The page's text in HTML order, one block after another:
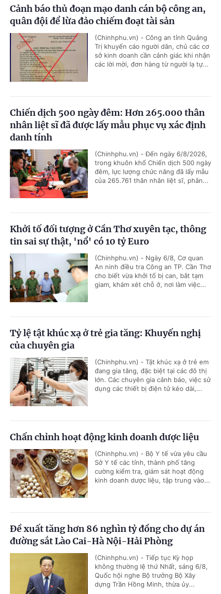
Cảnh báo thủ đoạn mạo danh cán bộ công an,
quân đội để lừa đảo chiếm đoạt tài sản
(Chinhphu.vn) - Công an tỉnh Quảng
Trị khuyến cáo người dân, chủ các cơ
sở kinh doanh cần cảnh giác khi nhận
các lời mời, đơn hàng từ người lạ tự...
Chiến dịch 500 ngày đêm: Hơn 265.000 thân
nhân liệt sĩ đã được lấy mẫu phục vụ xác định
danh tính
(Chinhphu.vn) - Đến ngày 6/8/2026,
trong khuôn khổ Chiến dịch 500 ngày
đêm, lực lượng chức năng đã lấy mẫu
của 265.761 thân nhân liệt sĩ, phân...
Khởi tố đối tượng ở Cần Thơ xuyên tạc, thông
tin sai sự thật, 'nổ' có 10 tỷ Euro
(Chinhphu.vn) - Ngày 6/8, Cơ quan
An ninh điều tra Công an TP. Cần Thơ
cho biết vừa khởi tố bị can, bắt tạm
giam, khám xét chỗ ở, nơi làm việc...
Tỷ lệ tật khúc xạ ở trẻ gia tăng: Khuyến nghị
của chuyên gia
(Chinhphu.vn) - Tật khúc xạ ở trẻ em
đang gia tăng, đặc biệt tại các đô thị
lớn. Các chuyên gia cảnh báo, việc sử
dụng các thiết bị điện tử kéo dài,...
Chấn chỉnh hoạt động kinh doanh dược liệu
(Chinhphu.vn) - Bộ Y tế vừa yêu cầu
Sở Y tế các tỉnh, thành phố tăng
cường kiểm tra, giám sát hoạt động
kinh doanh dược liệu, tập trung vào...
Đề xuất tăng hơn 86 nghìn tỷ đồng cho dự án
đường sắt Lào Cai-Hà Nội-Hải Phòng
(Chinhphu.vn) - Tiếp tục Kỳ họp
không thường lệ thứ Nhất, sáng 6/8,
Quốc hội nghe Bộ trưởng Bộ Xây
dựng Trần Hồng Minh, thừa ủy...